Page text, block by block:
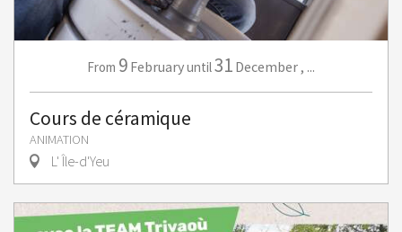
From 9 Februaryuntil31 December, ...
Cours de céramique
ANIMATION
L' Île-d'Yeu